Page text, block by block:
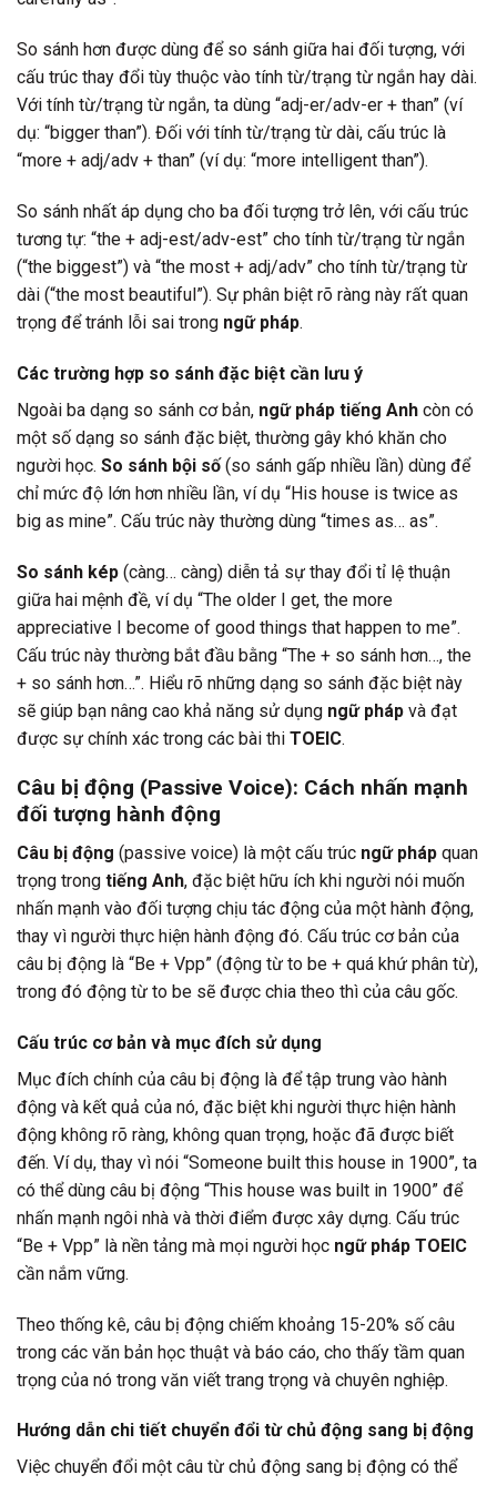
So sánh hơn được dùng để so sánh giữa hai đối tượng, với
cấu trúc thay đổi tùy thuộc vào tính từ/trạng từ ngắn hay dài.
Với tính từ/trạng từ ngắn, ta dùng “adj-er/adv-er + than” (ví
dụ: “bigger than”). Đối với tính từ/trạng từ dài, cấu trúc là
“more + adj/adv + than” (ví dụ: “more intelligent than”).
So sánh nhất áp dụng cho ba đối tượng trở lên, với cấu trúc
tương tự: “the + adj-est/adv-est” cho tính từ/trạng từ ngắn
(“the biggest”) và “the most + adj/adv” cho tính từ/trạng từ
dài (“the most beautiful”). Sự phân biệt rõ ràng này rất quan
trọng để tránh lỗi sai trong ngữ pháp.
Các trường hợp so sánh đặc biệt cần lưu ý
Ngoài ba dạng so sánh cơ bản, ngữ pháp tiếng Anh còn có
một số dạng so sánh đặc biệt, thường gây khó khăn cho
người học. So sánh bội số(so sánh gấp nhiều lần) dùng để
chỉ mức độ lớn hơn nhiều lần, ví dụ “His house is twice as
big as mine”. Cấu trúc này thường dùng “times as… as”.
So sánh kép (càng… càng) diễn tả sự thay đổi tỉ lệ thuận
giữa hai mệnh đề, ví dụ “The older I get, the more
appreciative I become of good things that happen to me”.
Cấu trúc này thường bắt đầu bằng “The + so sánh hơn…, the
+ so sánh hơn…”. Hiểu rõ những dạng so sánh đặc biệt này
sẽ giúp bạn nâng cao khả năng sử dụng ngữ pháp và đạt
được sự chính xác trong các bài thi TOEIC.
Câu bị động (Passive Voice): Cách nhấn mạnh
đối tượng hành động
Câu bị động (passive voice) là một cấu trúc ngữ pháp quan
trọng trong tiếng Anh, đặc biệt hữu ích khi người nói muốn
nhấn mạnh vào đối tượng chịu tác động của một hành động,
thay vì người thực hiện hành động đó. Cấu trúc cơ bản của
câu bị động là “Be + Vpp” (động từ to be + quá khứ phân từ),
trong đó động từ to be sẽ được chia theo thì của câu gốc.
Cấu trúc cơ bản và mục đích sử dụng
Mục đích chính của câu bị động là để tập trung vào hành
động và kết quả của nó, đặc biệt khi người thực hiện hành
động không rõ ràng, không quan trọng, hoặc đã được biết
đến. Ví dụ, thay vì nói “Someone built this house in 1900”, ta
có thể dùng câu bị động “This house was built in 1900” để
nhấn mạnh ngôi nhà và thời điểm được xây dựng. Cấu trúc
“Be + Vpp” là nền tảng mà mọi người học ngữ pháp TOEIC
cần nắm vững.
Theo thống kê, câu bị động chiếm khoảng 15-20% số câu
trong các văn bản học thuật và báo cáo, cho thấy tầm quan
trọng của nó trong văn viết trang trọng và chuyên nghiệp.
Hướng dẫn chi tiết chuyển đổi từ chủ động sang bị động
Việc chuyển đổi một câu từ chủ động sang bị động có thể